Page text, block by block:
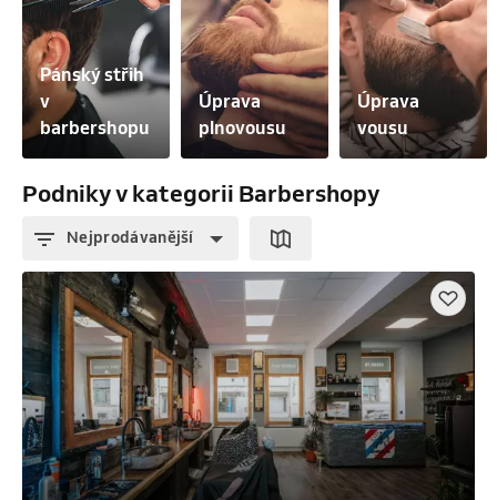
Pánský střih
v
barbershopu
Úprava
plnovousu
Úprava
vousu
Podniky v kategorii Barbershopy
Nejprodávanější